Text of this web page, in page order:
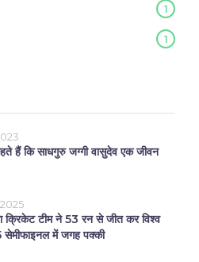
1
1
हैं कि साधगुरु जग्गी वासुदेव एक जीवन
क्रिकेट टीम ने 53 रन से जीत कर विश्व
में जगह पक्की